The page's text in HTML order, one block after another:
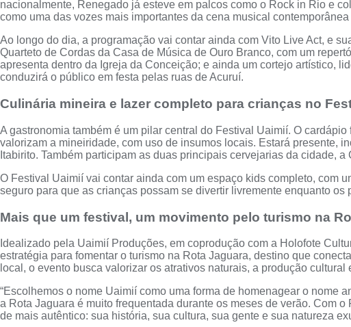
nacionalmente, Renegado já esteve em palcos como o Rock in Rio e
como uma das vozes mais importantes da cena musical
Ao longo do dia, a programação vai contar ainda com Vito Live Act, e
Quarteto de Cordas da Casa de Música de Ouro Branco, com um
apresenta dentro da Igreja da Conceição; e ainda um cortejo artístico,
conduzirá o público em festa pelas ruas de Acuruí.
Culinária mineira e lazer completo para crianças no
A gastronomia também é um pilar central do Festival Uaimií. O
valorizam a mineiridade, com uso de insumos locais. Estará presente,
Itabirito. Também participam as duas principais cervejarias da cidade,
O Festival Uaimií vai contar ainda com um espaço kids completo, com
seguro para que as crianças possam se divertir livremente enquanto
Mais que um festival, um movimento pelo turismo na
Idealizado pela Uaimií Produções, em coprodução com a Holofote
estratégia para fomentar o turismo na Rota Jaguara, destino que
local, o evento busca valorizar os atrativos naturais, a produção
“Escolhemos o nome Uaimií como uma forma de homenagear o nome
a Rota Jaguara é muito frequentada durante os meses de verão. Com
de mais autêntico: sua história, sua cultura, sua gente e sua natureza